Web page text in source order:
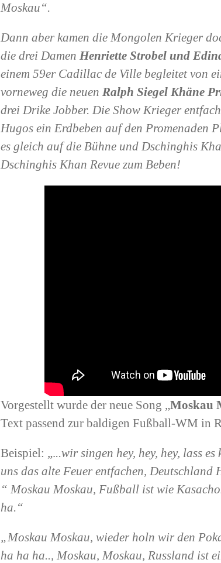
Moskau“.
Dann aber kamen die Mongolen Krieger
die drei Damen Henriette Strobel und
einem 59er Cadillac de Ville begleitet von
vorneweg die neuen Ralph Siegel Khäne
drei Drike Jobber. Die Show Krieger
Hugos ein Erdbeben auf den Promenaden
es gleich auf die Bühne und Dschinghis
Dschinghis Khan Revue zum Beben!
Vorgestellt wurde der neue Song „Moskau
Text passend zur baldigen Fußball-WM in
Beispiel: „...wir singen hey, hey, hey, lass
uns das alte Feuer entfachen,
“ Moskau Moskau, Fußball ist wie
ha.“
„Moskau Moskau, wieder holn wir den
ha ha ha.., Moskau, Moskau, Russland ist